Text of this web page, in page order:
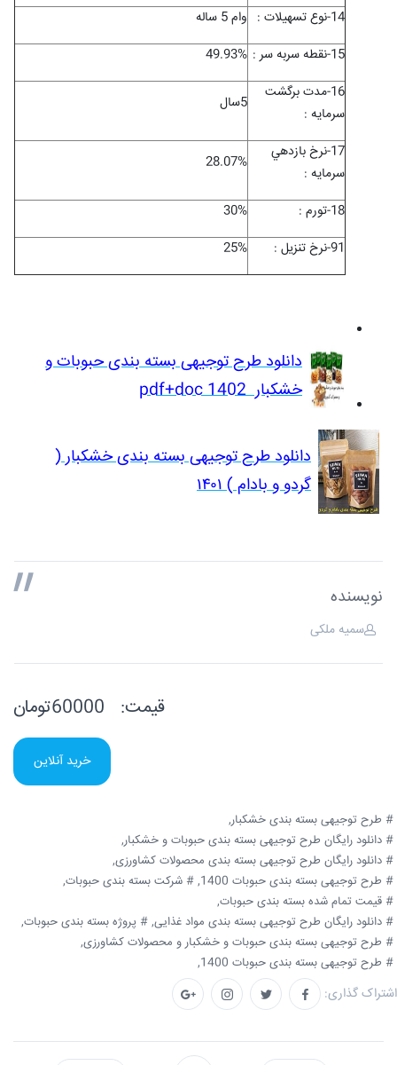
14-نوع تسهيلات :
وام 5 ساله
15-نقطه سربه سر :
49.93%
16-مدت برگشت
سرمايه :
5سال
17-نرخ بازدهي
سرمايه :
28.07%
18-تورم :
30%
19-نرخ تنزیل : %
25
دانلود طرح توجیهی بسته بندی حبوبات و
خشکبار pdf+doc 1402
دانلود طرح توجیهی بسته بندی خشکبار (
گردو و بادام ) ۱۴۰۱
نویسنده
سمیه ملکی
قیمت:
خرید آنلاین
# طرح توجیهی بسته بندی خشکبار,
# دانلود رایگان طرح توجیهی بسته بندی حبوبات و خشکبار,
# دانلود رایگان طرح توجیهی بسته بندی محصولات کشاورزی,
# طرح توجیهی بسته بندی حبوبات 1400,
# شرکت بسته بندی حبوبات,
# قیمت تمام شده بسته بندی حبوبات,
# دانلود رایگان طرح توجیهی بسته بندی مواد غذایی, # پروژه بسته بندی حبوبات,
# طرح توجیهی بسته بندی حبوبات و خشکبار و محصولات کشاورزی,
# طرح توجیهی بسته بندی حبوبات 1400,
اشتراک گذاری: